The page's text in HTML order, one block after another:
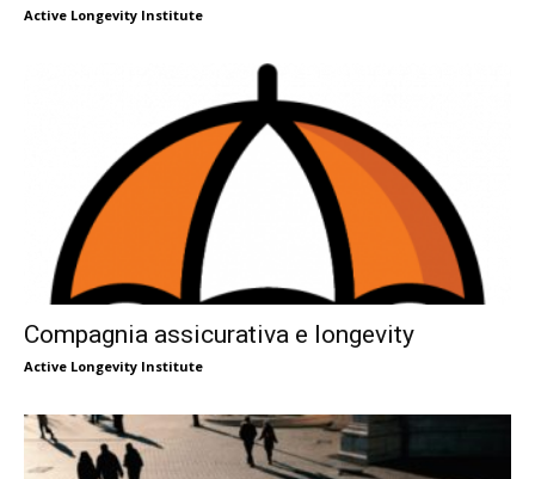
Active Longevity Institute
Compagnia assicurativa e longevity
Active Longevity Institute